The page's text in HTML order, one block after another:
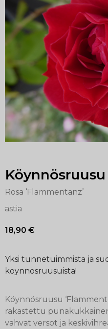
Köynnösruusu
Rosa ‘Flammentanz’
astia
18,90 €
Yksi tunnetuimmista ja
köynnösruusuista!
Köynnösruusu
rakastettu
vahvat versot ja